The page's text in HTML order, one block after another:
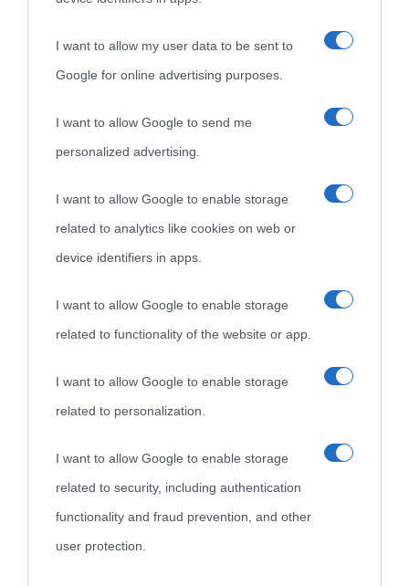
I want to allow my user data to be sent to
Google for online advertising purposes.
I want to allow Google to send me
personalized advertising.
I want to allow Google to enable storage
related to analytics like cookies on web or
device identifiers in apps.
I want to allow Google to enable storage
related to functionality of the website or app.
I want to allow Google to enable storage
related to personalization.
I want to allow Google to enable storage
related to security, including authentication
functionality and fraud prevention, and other
user protection.
nell'avversa.» (Aristotele -Frasi sulla cultura)
Biografie di
Biografie più
visitate
Indice dei nomi
Categorie
Ricorrenze
Onomastico
Film biografici
Aforismi
Mappa del sito
Privacy policy
Pubblicità
Contatti